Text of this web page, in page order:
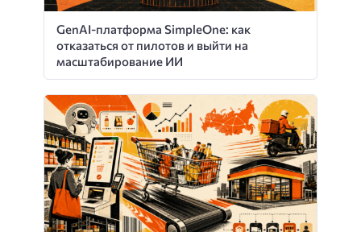
GenAI-платформа SimpleOne: как
отказаться от пилотов и выйти на
масштабирование ИИ